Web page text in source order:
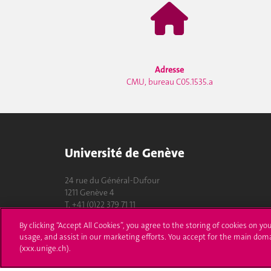
Adresse
CMU, bureau C05.1535.a
Université de Genève
24 rue du Général-Dufour
1211 Genève 4
T. +41 (0)22 379 71 11
Contact
Plans d'accès aux bâtiments
By clicking “Accept All Cookies”, you agree to the storing of cookies on
usage, and assist in our marketing efforts. You accept for the main
(xxx.unige.ch).